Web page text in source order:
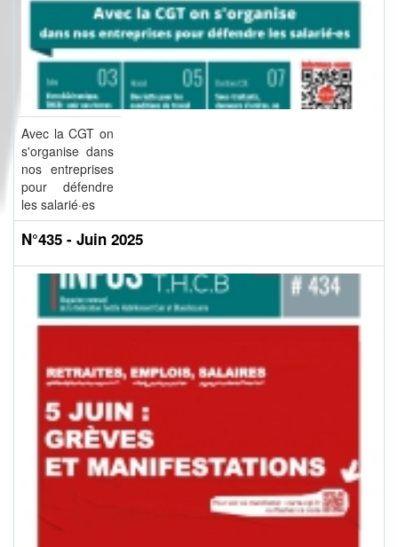
Avec la CGT on
s'organise dans
nos entreprises
pour défendre
les salarié·es
N°435 - Juin 2025